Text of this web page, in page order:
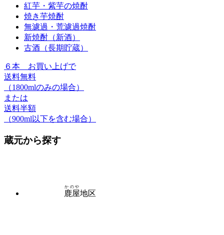
紅芋・紫芋の焼酎
焼き芋焼酎
無濾過・荒濾過焼酎
新焼酎（新酒）
古酒（長期貯蔵）
６本 お買い上げで
送料無料
（1800mlのみの場合）
または
送料半額
（900ml以下を含む場合）
蔵元から探す
鹿屋
かのや
地区